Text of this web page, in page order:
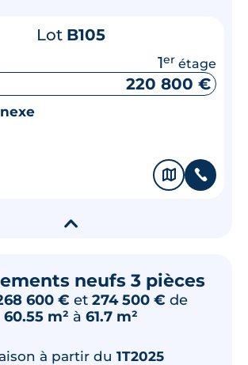
Lot B105
1er étage
220 800 €
🗞 📞
▾
neufs 3 pièces
600 € et 274 500 € de
60.55 m² à 61.7 m²
à partir du 1T2025